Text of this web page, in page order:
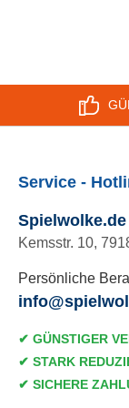
Service -
Kemsstr. 10,
Persönliche
✔ GÜNSTIGER
✔ STARK
✔ SICHERE